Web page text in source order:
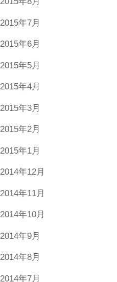
2015年7月
2015年6月
2015年5月
2015年4月
2015年3月
2015年2月
2015年1月
2014年12月
2014年11月
2014年10月
2014年9月
2014年8月
2014年7月